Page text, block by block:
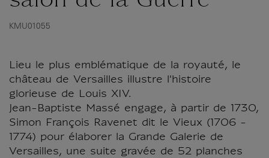
KMU01055
Lieu le plus emblématique de la royauté, le
château de Versailles illustre l'histoire
glorieuse de Louis XIV.
Jean-Baptiste Massé engage, à partir de 1730,
Simon François Ravenet dit le Vieux (1706 -
1774) pour élaborer la Grande Galerie de
Versailles, une suite gravée de 52 planches